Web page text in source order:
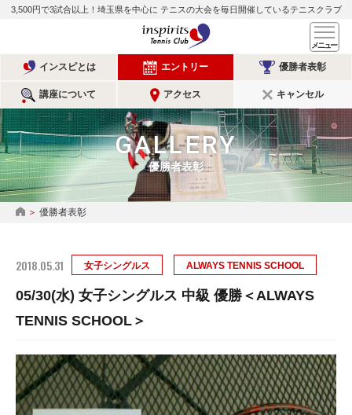
3,500円で3試合以上！埼玉県を中心に テニスの大会を毎日開催しているテニスクラブ
インスピリッツテニスクラ
インスピとは エントリー 優勝者表彰
講座について アクセス キャンセル
GALLERY
優勝者表彰
HOME
優勝者表彰
2018.05.31 女子シングルス ALWAYS TENNIS SCHOOL
05/30(水) 女子シングルス 中級 優勝＜ALWAYS
TENNIS SCHOOL＞